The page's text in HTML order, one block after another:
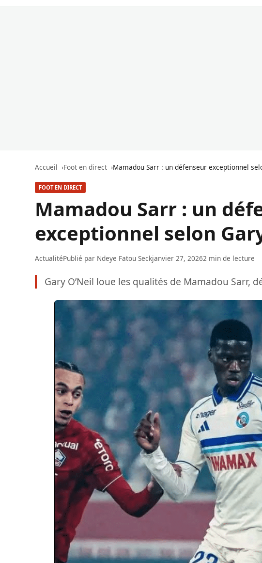
Accueil Foot en direct Mamadou Sarr : un défenseur exceptionnel
FOOT EN DIRECT
Mamadou Sarr : un
exceptionnel selon
ActualitéPublié par Ndeye Fatou Seckjanvier 27, 20262 min de lecture
Gary O’Neil loue les qualités de Mamadou Sarr,